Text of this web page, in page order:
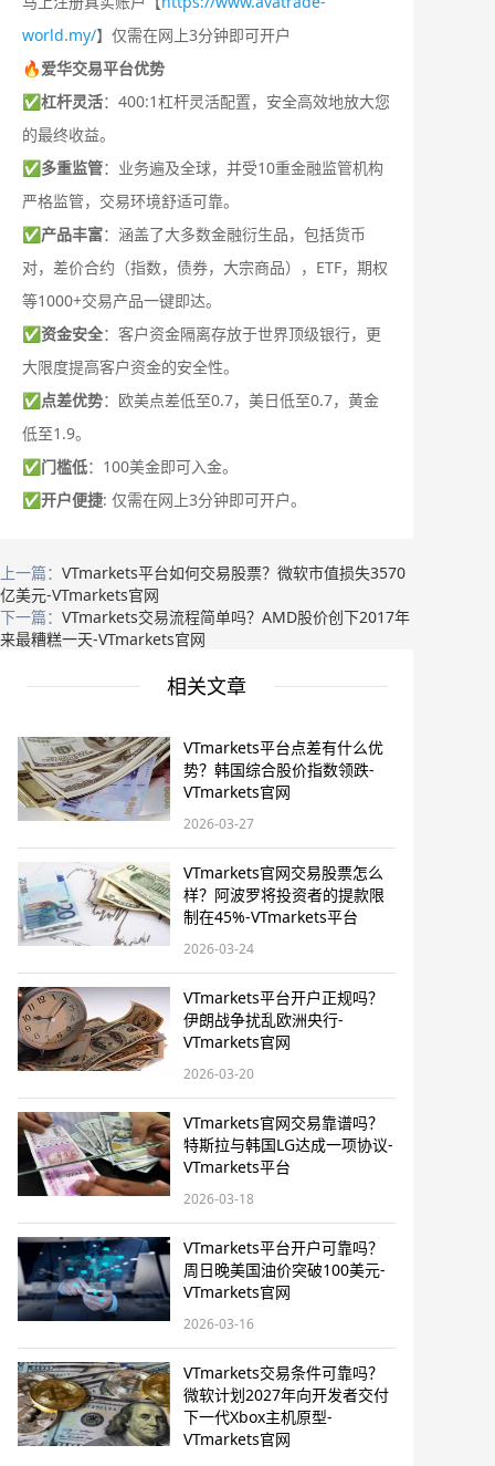
world.my/】仅需在网上3分钟即可开户
🔥爱华交易平台优势
✅杠杆灵活：400:1杠杆灵活配置，安全高效地放大您
的最终收益。
✅多重监管：业务遍及全球，并受10重金融监管机构
严格监管，交易环境舒适可靠。
✅产品丰富：涵盖了大多数金融衍生品，包括货币
对，差价合约（指数，债券，大宗商品），ETF，期权
等1000+交易产品一键即达。
✅资金安全：客户资金隔离存放于世界顶级银行，更
大限度提高客户资金的安全性。
✅点差优势：欧美点差低至0.7，美日低至0.7，黄金
低至1.9。
✅门槛低：100美金即可入金。
✅开户便捷: 仅需在网上3分钟即可开户。
上一篇： VTmarkets平台如何交易股票？微软市值损失3570
亿美元-VTmarkets官网
下一篇： VTmarkets交易流程简单吗？AMD股价创下2017年
来最糟糕一天-VTmarkets官网
相关文章
VTmarkets平台点差有什么优
势？韩国综合股价指数领跌-
VTmarkets官网
2026-03-27
VTmarkets官网交易股票怎么
样？阿波罗将投资者的提款限
制在45%-VTmarkets平台
2026-03-24
VTmarkets平台开户正规吗？
伊朗战争扰乱欧洲央行-
VTmarkets官网
2026-03-20
VTmarkets官网交易靠谱吗？
特斯拉与韩国LG达成一项协议-
VTmarkets平台
2026-03-18
VTmarkets平台开户可靠吗？
周日晚美国油价突破100美元-
VTmarkets官网
2026-03-16
VTmarkets交易条件可靠吗？
微软计划2027年向开发者交付
下一代Xbox主机原型-
VTmarkets官网